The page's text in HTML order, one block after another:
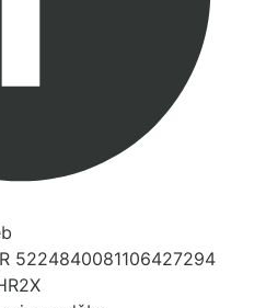
5224840081106427294